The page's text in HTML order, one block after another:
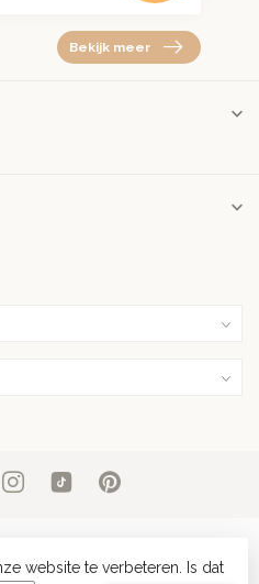
Bekijk meer
- Powered byLightspeed-
website te verbeteren. Is dat